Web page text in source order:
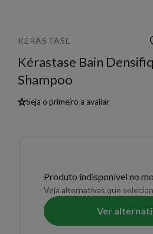
KÉRASTASE
Kérastase Bain
Shampoo
★Seja o primeiro a avaliar
Produto indisponível no
Veja alternativas que
Ver